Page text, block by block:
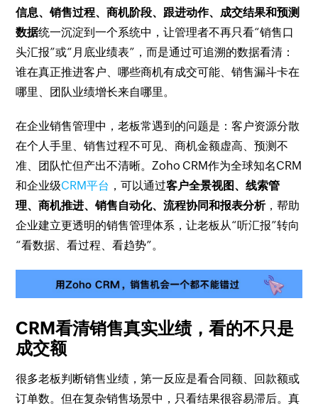
信息、销售过程、商机阶段、跟进动作、成交结果和预测
数据统一沉淀到一个系统中，让管理者不再只看“销售口
头汇报”或“月底业绩表”，而是通过可追溯的数据看清：
谁在真正推进客户、哪些商机有成交可能、销售漏斗卡在
哪里、团队业绩增长来自哪里。
在企业销售管理中，老板常遇到的问题是：客户资源分散
在个人手里、销售过程不可见、商机金额虚高、预测不
准、团队忙但产出不清晰。Zoho CRM作为全球知名CRM
和企业级CRM平台 ，可以通过客户全景视图、线索管
理、商机推进、销售自动化、流程协同和报表分析，帮助
企业建立更透明的销售管理体系，让老板从“听汇报”转向
“看数据、看过程、看趋势”。
CRM看清销售真实业绩，看的不只是
成交额
很多老板判断销售业绩，第一反应是看合同额、回款额或
订单数。但在复杂销售场景中，只看结果很容易滞后。真